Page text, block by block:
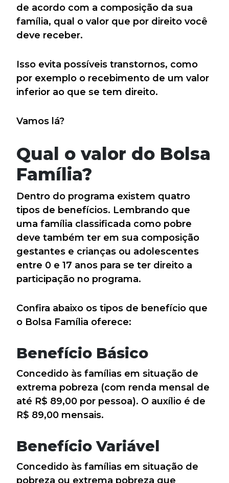
de acordo com a composição da sua
família, qual o valor que por direito você
deve receber.
Isso evita possíveis transtornos, como
por exemplo o recebimento de um valor
inferior ao que se tem direito.
Vamos lá?
Qual o valor do Bolsa
Família?
Dentro do programa existem quatro
tipos de benefícios. Lembrando que
uma família classificada como pobre
deve também ter em sua composição
gestantes e crianças ou adolescentes
entre 0 e 17 anos para se ter direito a
participação no programa.
Confira abaixo os tipos de benefício que
o Bolsa Família oferece:
Benefício Básico
Concedido às famílias em situação de
extrema pobreza (com renda mensal de
até R$ 89,00 por pessoa). O auxílio é de
R$ 89,00 mensais.
Benefício Variável
Concedido às famílias em situação de
pobreza ou extrema pobreza que